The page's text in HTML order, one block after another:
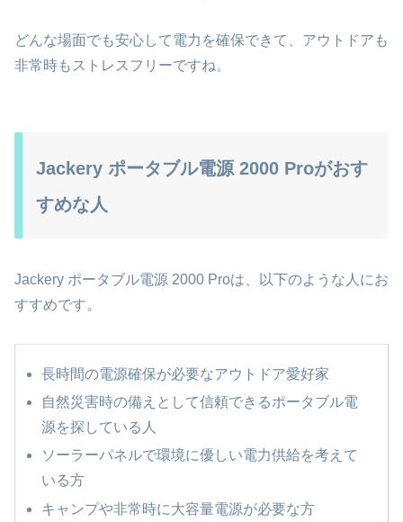
どんな場面でも安心して電力を確保できて、アウトドアも
非常時もストレスフリーですね。
Jackery ポータブル電源 2000 Proがおす
すめな人
Jackery ポータブル電源 2000 Proは、以下のような人にお
すすめです。
長時間の電源確保が必要なアウトドア愛好家
自然災害時の備えとして信頼できるポータブル電
源を探している人
ソーラーパネルで環境に優しい電力供給を考えて
いる方
キャンプや非常時に大容量電源が必要な方